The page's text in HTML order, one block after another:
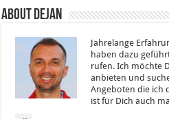
About Dejan
Jahrelange
haben dazu
rufen. Ich möchte
anbieten und
Angeboten die ich
ist für Dich auch